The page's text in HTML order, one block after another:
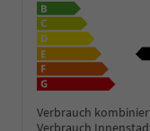
Verbrauch
Verbrauch